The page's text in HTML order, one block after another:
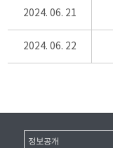
2024. 06. 21
2024. 06. 22
정보공개